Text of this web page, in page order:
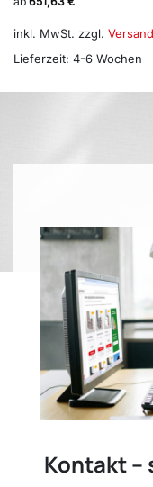
inkl. MwSt. zzgl.
Lieferzeit: 4-6 Wochen
Kontakt –